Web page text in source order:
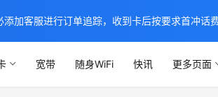
宽带 随身WiFi 快讯 更多页面
加客服进行订单追踪，收到卡后按要求首冲话